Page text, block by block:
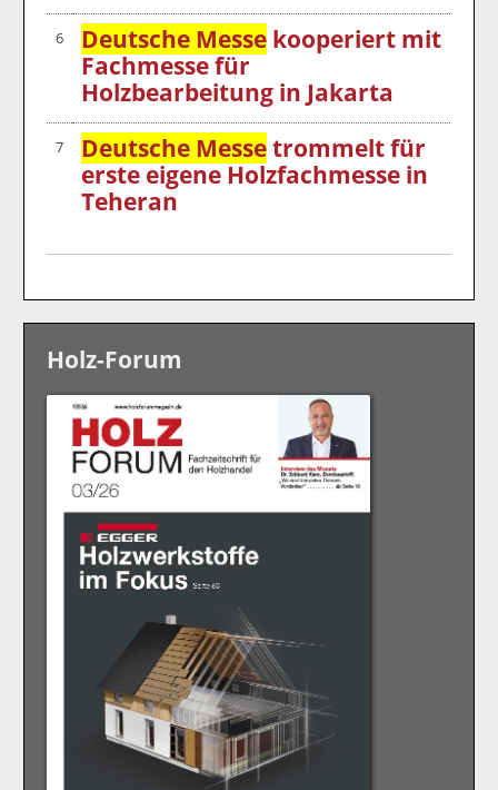
6 Deutsche Messe kooperiert mit
Fachmesse für
Holzbearbeitung in Jakarta
7 Deutsche Messetrommelt für
erste eigene Holzfachmesse in
Teheran
Holz-Forum